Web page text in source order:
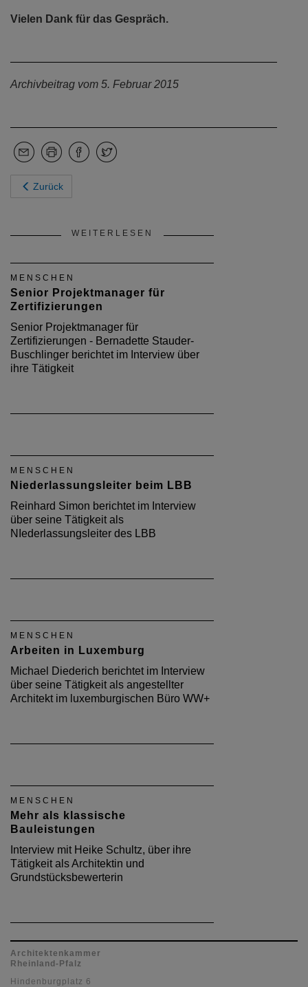
Vielen Dank für das Gespräch.
Archivbeitrag vom 5. Februar 2015
Zurück
WEITERLESEN
MENSCHEN
Senior Projektmanager für
Zertifizierungen
Senior Projektmanager für
Zertifizierungen - Bernadette Stauder-
Buschlinger berichtet im Interview über
ihre Tätigkeit
MENSCHEN
Niederlassungsleiter beim LBB
Reinhard Simon berichtet im Interview
über seine Tätigkeit als
NIederlassungsleiter des LBB
MENSCHEN
Arbeiten in Luxemburg
Michael Diederich berichtet im Interview
über seine Tätigkeit als angestellter
Architekt im luxemburgischen Büro WW+
MENSCHEN
Mehr als klassische
Bauleistungen
Interview mit Heike Schultz, über ihre
Tätigkeit als Architektin und
Grundstücksbewerterin
Architektenkammer
Rheinland-Pfalz
Hindenburgplatz 6